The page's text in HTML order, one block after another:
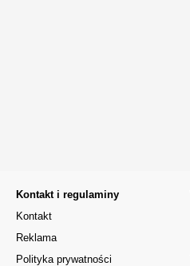
Kontakt i regulaminy
Kontakt
Reklama
Polityka prywatności